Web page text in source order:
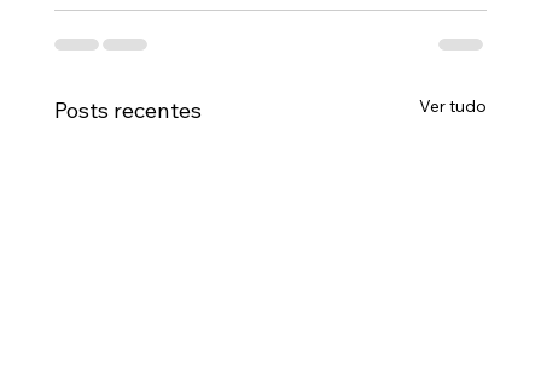
Posts recentes Ver tudo